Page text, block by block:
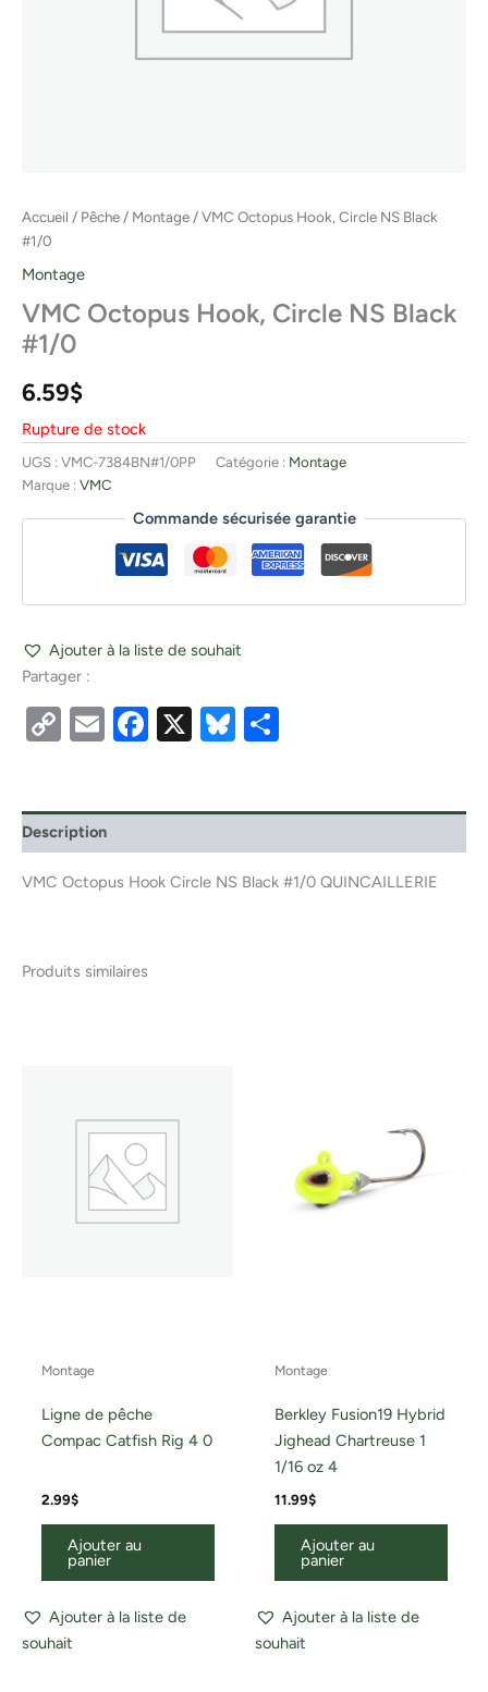
Accueil / Pêche / Montage / VMC Octopus Hook, Circle NS Black
#1/0
Montage
VMC Octopus Hook, Circle NS Black
#1/0
6.59$
Rupture de stock
UGS : VMC-7384BN#1/0PP Catégorie : Montage
Marque : VMC
Commande sécurisée garantie
Ajouter à la liste de souhait
Partager :
CopyEmailFacebook
X Bluesky
Description
VMC Octopus Hook Circle NS Black #1/0 QUINCAILLERIE
Produits similaires
Montage
Ligne de pêche
Compac Catfish Rig 4 0
2.99$
Ajouter au
panier
Ajouter à la liste de
souhait
Montage
Berkley Fusion19 Hybrid
Jighead Chartreuse 1
1/16 oz 4
11.99$
Ajouter au
panier
Ajouter à la liste de
souhait